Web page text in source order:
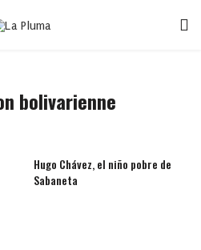
bolivarienne
Hugo Chávez, el niño pobre de
Sabaneta